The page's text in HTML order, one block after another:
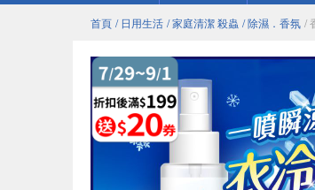
首頁 / 日用生活 / 家庭清潔 殺蟲 / 除濕．香氛 /